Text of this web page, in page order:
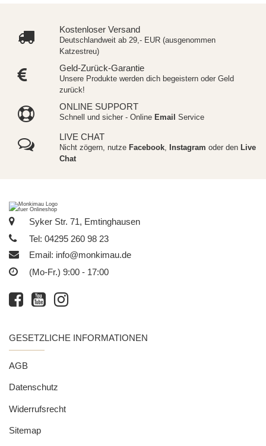
Kostenloser Versand
Deutschlandweit ab 29,- EUR (ausgenommen
Katzestreu)
Geld-Zurück-Garantie
Unsere Produkte werden dich begeistern oder Geld
zurück!
ONLINE SUPPORT
Schnell und sicher - Online Email Service
LIVE CHAT
Nicht zögern, nutze Facebook, Instagram oder denLive
Chat
Syker Str. 71, Emtinghausen
Tel: 04295 260 98 23
Email: info@monkimau.de
(Mo-Fr.) 9:00 - 17:00
GESETZLICHE INFORMATIONEN
AGB
Datenschutz
Widerrufsrecht
Sitemap